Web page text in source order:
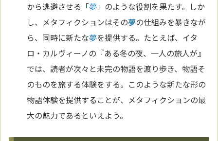
から逃避させる「夢」のような役割を果たす。しか
し、メタフィクションはその夢の仕組みを暴きなが
ら、同時に新たな夢を提供する。たとえば、イタ
ロ・カルヴィーノの『ある冬の夜、一人の旅人が』
では、読者が次々と未完の物語を渡り歩き、物語そ
のものを旅する体験をする。このような新たな形の
物語体験を提供することが、メタフィクションの最
大の魅力であるといえよう。